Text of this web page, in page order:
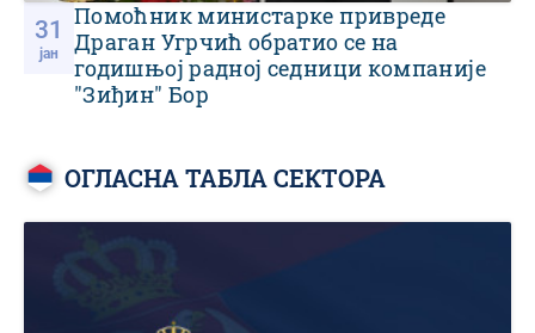
31
јан
Помоћник министарке привреде
Драган Угрчић обратио се на
годишњој радној седници компаније
"Зиђин" Бор
ОГЛАСНА ТАБЛА СЕКТОРА